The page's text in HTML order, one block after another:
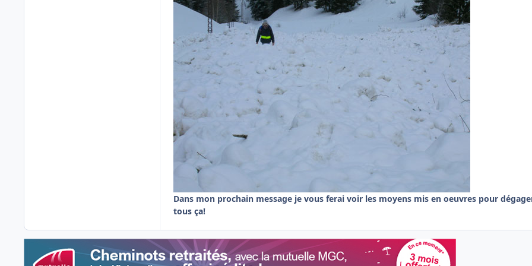
Dans mon prochain message je vous ferai voir les moyens mis en oeuvres pour
tous ça!